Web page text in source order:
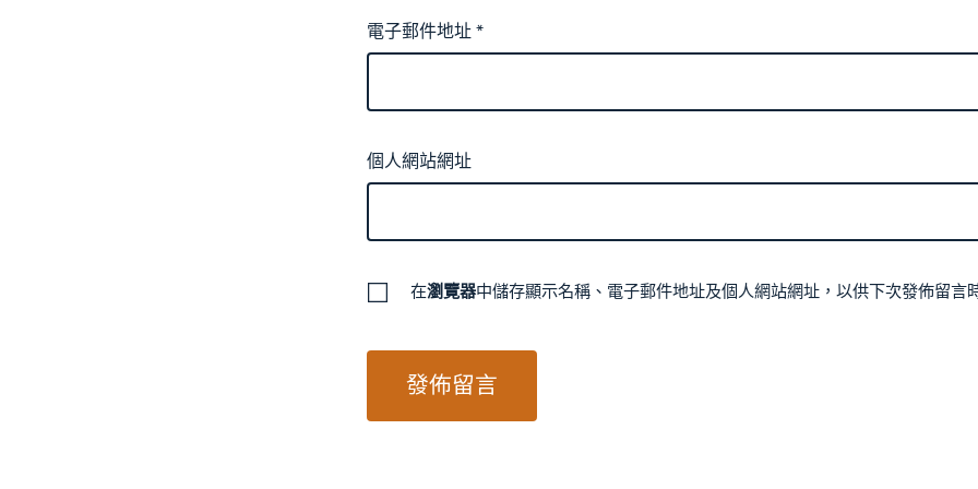
電子郵件地址*
個人網站網址
在瀏覽器中儲存顯示名稱、電子郵件地址及個人網站網址，以供下次發佈留言